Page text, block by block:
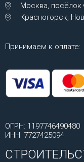
Москва, посёлок
Красногорск,
Принимаем к оплате:
ОГРН: 1197746490480
ИНН: 7727425094